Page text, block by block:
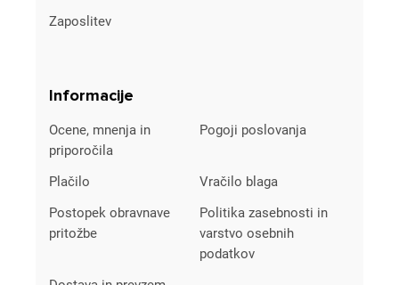
Zaposlitev
Informacije
Ocene, mnenja in
priporočila
Pogoji poslovanja
Plačilo
Vračilo blaga
Postopek obravnave
pritožbe
Politika zasebnosti in
varstvo osebnih
podatkov